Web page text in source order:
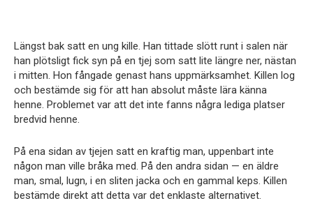
Längst bak satt en ung kille. Han tittade slött runt i salen när
han plötsligt fick syn på en tjej som satt lite längre ner, nästan
i mitten. Hon fångade genast hans uppmärksamhet. Killen log
och bestämde sig för att han absolut måste lära känna
henne. Problemet var att det inte fanns några lediga platser
bredvid henne.
På ena sidan av tjejen satt en kraftig man, uppenbart inte
någon man ville bråka med. På den andra sidan — en äldre
man, smal, lugn, i en sliten jacka och en gammal keps. Killen
bestämde direkt att detta var det enklaste alternativet.